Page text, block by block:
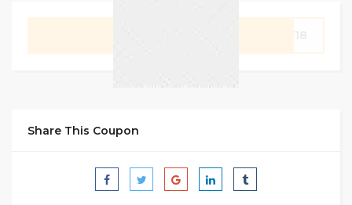
Share This Coupon